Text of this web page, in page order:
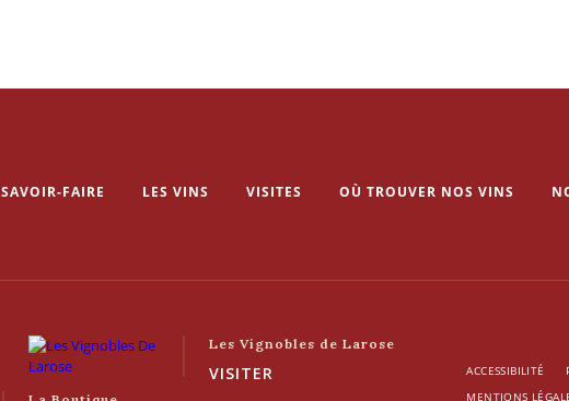
SAVOIR-FAIRE LES VINS VISITES OÙ TROUVER NOS VINS
Les Vignobles de Larose
VISITER ACCESSIBILITÉ
MENTIONS